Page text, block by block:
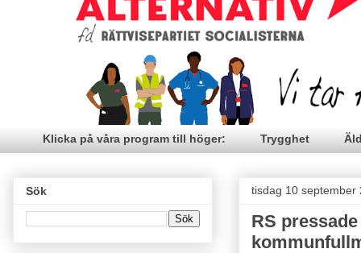
Klicka på våra program till höger: Trygghet
tisdag 10 september
RS
Sök